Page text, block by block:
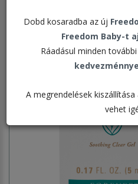
Dobd kosaradba az új
Freedom Baby-t
Ráadásul minden további
A megrendelések
vehet